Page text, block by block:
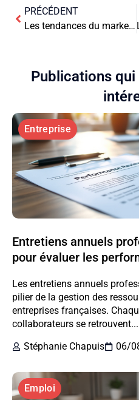
PRÉCÉDENT
Les tendances du marketing mobile : Un aperçu des stratégies incontournables
Publications
Entreprise
Entretiens annuels
pour évaluer les
Les entretiens annuels
pilier de la gestion des
entreprises françaises.
collaborateurs se retrouvent...
Stéphanie Chapuis
06/
Emploi